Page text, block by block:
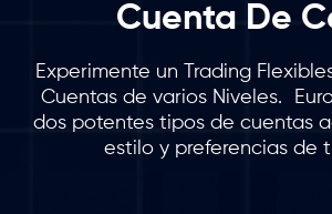
Cuenta De
Experimente un Trading
Cuentas de varios Niveles.
dos potentes tipos de cuentas
estilo y preferencias de